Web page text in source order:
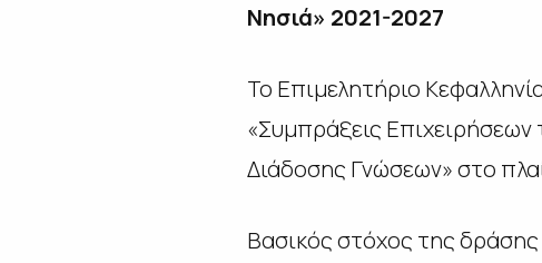
Νησιά» 2021-2027
Το Επιμελητήριο
«Συμπράξεις Επιχειρήσεων
Διάδοσης Γνώσεων» στο
Βασικός στόχος της